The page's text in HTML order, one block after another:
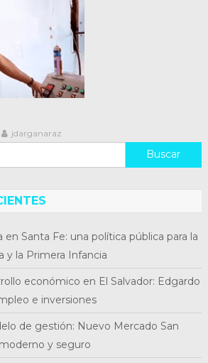
jdarganaraz
Buscar:
en Santa Fe: una política pública para la
y la Primera Infancia
económico en El Salvador: Edgardo
e inversiones
de gestión: Nuevo Mercado San
y seguro